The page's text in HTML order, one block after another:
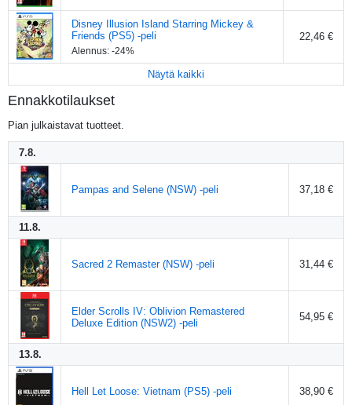
Disney Illusion Island Starring Mickey &
Friends (PS5) -peli
Alennus: -24%
22,46 €
Näytä kaikki
Ennakkotilaukset
Pian julkaistavat tuotteet.
7.8.
Pampas and Selene (NSW) -peli 37,18 €
11.8.
Sacred 2 Remaster (NSW) -peli 31,44 €
Elder Scrolls IV: Oblivion Remastered
Deluxe Edition (NSW2) -peli
54,95 €
13.8.
Hell Let Loose: Vietnam (PS5) -peli 38,90 €